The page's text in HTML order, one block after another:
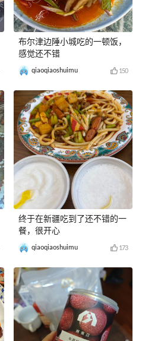
布尔津边陲小城吃的一顿饭，
感觉还不错
qiaoqiaoshuimu 150
终于在新疆吃到了还不错的一
餐，很开心
qiaoqiaoshuimu 173